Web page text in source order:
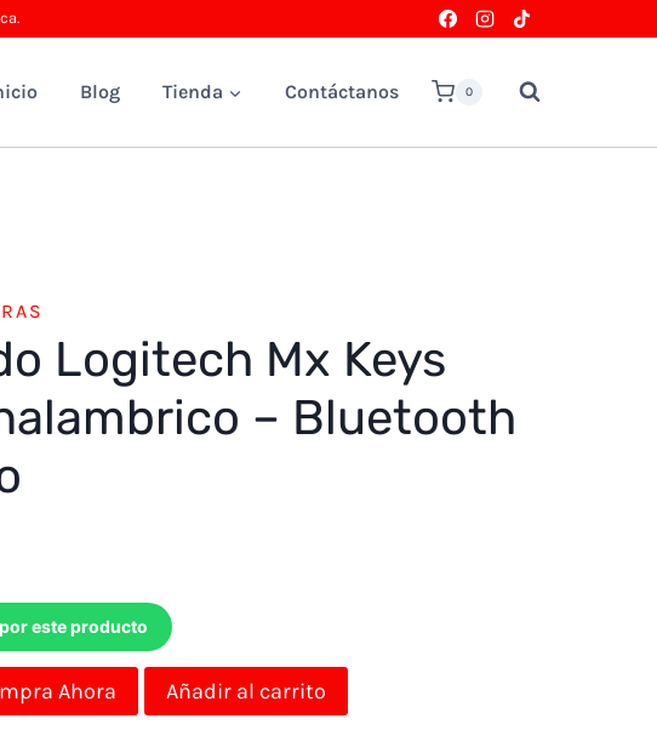
Blog Tienda Contáctanos 0
Logitech Mx Keys
– Bluetooth
este producto
Ahora Añadir al carrito